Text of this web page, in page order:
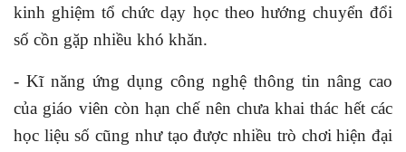
kinh ghiệm tổ chức dạy học theo hướng chuyển đổi
số cồn gặp nhiều khó khăn.
- Kĩ năng ứng dụng công nghệ thông tin nâng cao
của giáo viên còn hạn chế nên chưa khai thác hết các
học liệu số cũng như tạo được nhiều trò chơi hiện đại